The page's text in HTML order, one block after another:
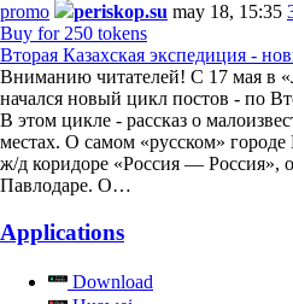
promo periskop.su may 18, 15:35
Buy for 250 tokens
Вторая Казахская экспедиция -
Вниманию читателей! С 17 мая в
начался новый цикл постов - по
В этом цикле - рассказ о
местах. О самом «русском» городе
ж/д коридоре «Россия — Россия»,
Павлодаре. О…
Applications
Download